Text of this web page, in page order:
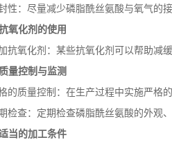
性：尽量减少磷脂酰丝氨酸与氧气的
氧化剂的使用
抗氧化剂：某些抗氧化剂可以帮助减
质量控制与监测
的质量控制：在生产过程中实施严格
检查：定期检查磷脂酰丝氨酸的外观
当的加工条件